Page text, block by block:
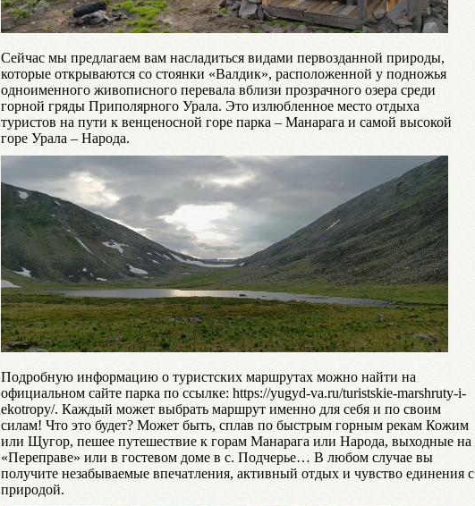
Сейчас мы предлагаем вам насладиться видами первозданной природы,
которые открываются со стоянки «Валдик», расположенной у подножья
одноименного живописного перевала вблизи прозрачного озера среди
горной гряды Приполярного Урала. Это излюбленное место отдыха
туристов на пути к венценосной горе парка – Манарага и самой высокой
горе Урала – Народа.
Подробную информацию о туристских маршрутах можно найти на
официальном сайте парка по ссылке: https://yugyd-va.ru/turistskie-marshruty-i-
ekotropy/. Каждый может выбрать маршрут именно для себя и по своим
силам! Что это будет? Может быть, сплав по быстрым горным рекам Кожим
или Щугор, пешее путешествие к горам Манарага или Народа, выходные на
«Переправе» или в гостевом доме в с. Подчерье… В любом случае вы
получите незабываемые впечатления, активный отдых и чувство единения с
природой.